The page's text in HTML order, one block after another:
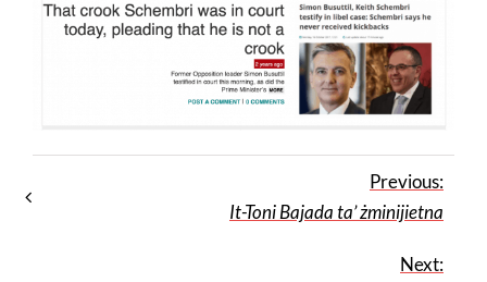
Previous:
It-Toni Bajada ta’ żminijietna
Next: